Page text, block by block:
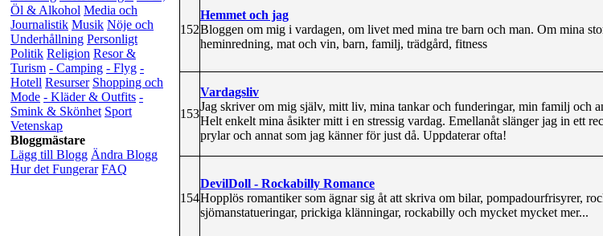
Öl & Alkohol Media och
Journalistik Musik Nöje och
Underhållning Personligt
Politik Religion Resor &
Turism - Camping - Flyg -
Hotell Resurser Shopping och
Mode - Kläder & Outfits -
Smink & Skönhet Sport
Vetenskap
Bloggmästare
Lägg till Blogg Ändra Blogg
Hur det Fungerar FAQ
152
Hemmet och jag
Bloggen om mig i vardagen, om livet med mina tre barn och man. Om mina
heminredning, mat och vin, barn, familj, trädgård, fitness
153
Vardagsliv
Jag skriver om mig själv, mitt liv, mina tankar och funderingar, min familj och
Helt enkelt mina åsikter mitt i en stressig vardag. Emellanåt slänger jag in ett
prylar och annat som jag känner för just då. Uppdaterar ofta!
154
DevilDoll - Rockabilly Romance
Hopplös romantiker som ägnar sig åt att skriva om bilar, pompadourfrisyrer,
sjömanstatueringar, prickiga klänningar, rockabilly och mycket mycket mer...